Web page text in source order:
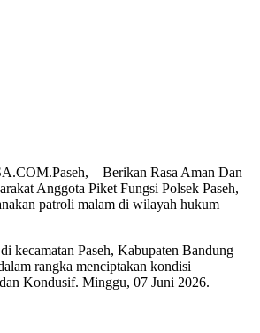
– Berikan Rasa Aman Dan
Anggota Piket Fungsi Polsek Paseh,
patroli malam di wilayah hukum
kecamatan Paseh, Kabupaten Bandung
rangka menciptakan kondisi
Kondusif. Minggu, 07 Juni 2026.